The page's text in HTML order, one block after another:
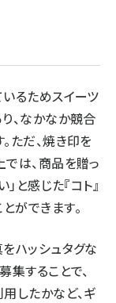
るためスイーツ
、なかなか競合
ただ、焼き印を
は、商品を贈っ
と感じた『コト』
ができます。
ハッシュタグな
することで、
したかなど、ギ